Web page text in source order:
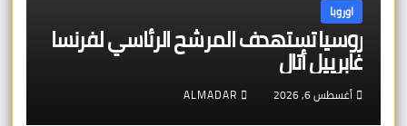
اوروبا
روسيا تستهدف المرشح الرئاسي لفرنسا
غابرييل أتال
أغسطس 6, 2026 ALMADAR